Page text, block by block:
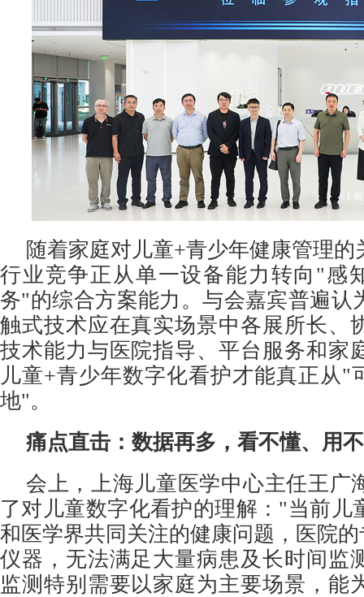
随着家庭对儿童+青少年健康管理
行业竞争正从单一设备能力转向"感
务"的综合方案能力。与会嘉宾普遍认
触式技术应在真实场景中各展所长、
技术能力与医院指导、平台服务和家
儿童+青少年数字化看护才能真正从"
地"。
痛点直击：数据再多，看不懂、用
会上，上海儿童医学中心主任王广
了对儿童数字化看护的理解："当前儿
和医学界共同关注的健康问题，医院的
仪器，无法满足大量病患及长时间监
监测特别需要以家庭为主要场景，能